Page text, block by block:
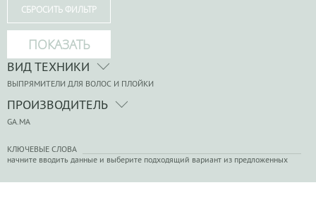
ВИД ТЕХНИКИ
ВЫПРЯМИТЕЛИ ДЛЯ ВОЛОС И ПЛОЙКИ
ПРОИЗВОДИТЕЛЬ
GA.MA
КЛЮЧЕВЫЕ СЛОВА
начните вводить данные и выберите подходящий вариант из предложенных